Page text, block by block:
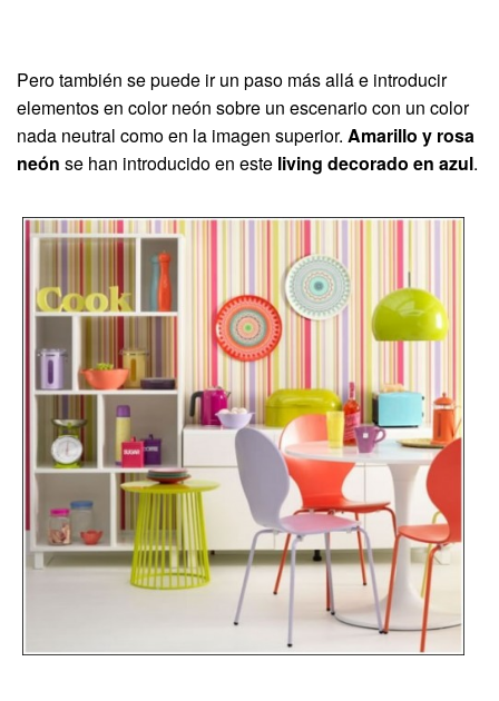
Pero también se puede ir un paso más allá e introducir
elementos en color neón sobre un escenario con un color
nada neutral como en la imagen superior. Amarillo y rosa
neón se han introducido en este living decorado en azul.